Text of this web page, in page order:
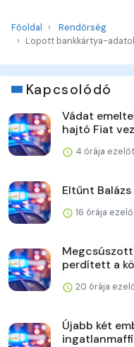
Főoldal
Rendőrség
Lopott bankkártya-
Kapcsolódó
Vádat
hajtó Fiat
4 órája
Eltűnt Balázs
16 órája
perdített a
20 órája
Újabb két